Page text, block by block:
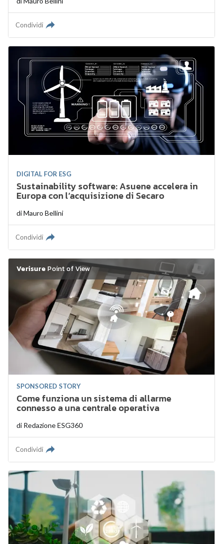
Condividi
DIGITAL FOR ESG
Sustainability software: Asuene accelera in
Europa con l’acquisizione di Secaro
diMauro Bellini
Condividi
Verisure Point of View
SPONSORED STORY
Come funziona un sistema di allarme
connesso a una centrale operativa
di Redazione ESG360
Condividi